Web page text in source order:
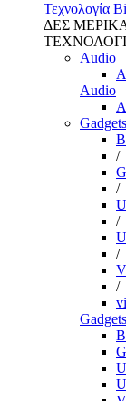
Τεχνολογία
ΔΕΣ
Audio
Audio
Gadgets
/
/
/
/
/
Gadgets